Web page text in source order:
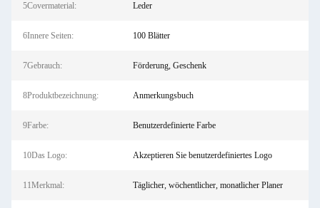
5Covermaterial: Leder
6Innere Seiten: 100 Blätter
7Gebrauch: Förderung, Geschenk
8Produktbezeichnung: Anmerkungsbuch
9Farbe: Benutzerdefinierte Farbe
10Das Logo: Akzeptieren Sie benutzerdefiniertes Logo
11Merkmal: Täglicher, wöchentlicher, monatlicher Planer